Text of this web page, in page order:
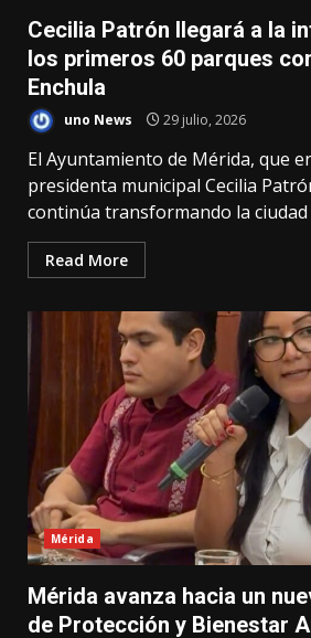
Cecilia Patrón llegará a la
los primeros 60 parques
Enchula
uno News 29 julio, 2026
El Ayuntamiento de Mérida, que
presidenta municipal Cecilia
continúa transformando la ciudad
Read More
Mérida
Mérida avanza hacia un
de Protección y Bienestar